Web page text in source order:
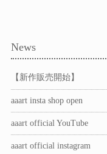
News
【新作販売開始】
aaart insta shop open
aaart official YouTube
aaart official instagram